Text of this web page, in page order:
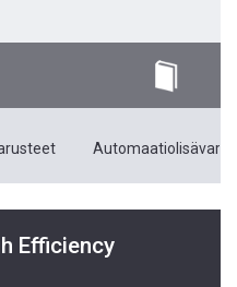
Efficiency